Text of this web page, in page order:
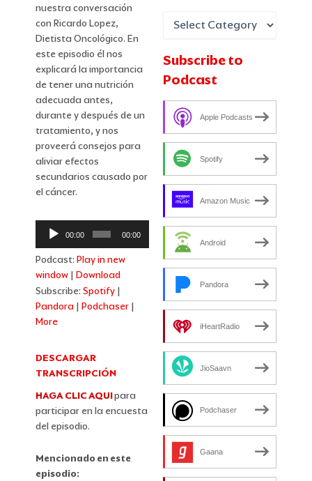
nuestra conversación
con Ricardo Lopez,
Dietista Oncológico. En
este episodio él nos
explicará la importancia
de tener una nutrición
adecuada antes,
durante y después de un
tratamiento, y nos
proveerá consejos para
aliviar efectos
secundarios causado por
el cáncer.
Audio
Player
00:00 00:00
Podcast:Play in new
window |Download
Subscribe:Spotify |
Pandora |Podchaser |
More
DESCARGAR
TRANSCRIPCIÓN
HAGA CLIC AQUIpara
participar en la encuesta
del episodio.
Mencionado en este
episodio:
Subscribe to
Podcast
Apple Podcasts
Spotify
Amazon Music
Android
Pandora
iHeartRadio
JioSaavn
Podchaser
Gaana